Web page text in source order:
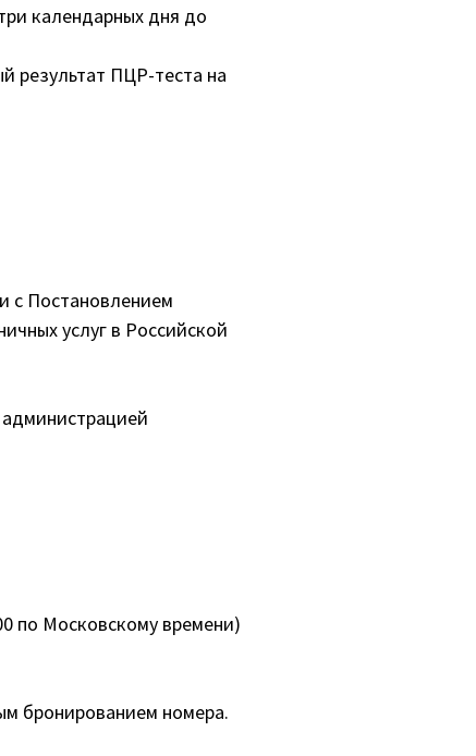
календарных дня до
результат ПЦР-теста на
с Постановлением
услуг в Российской
по Московскому времени)
бронированием номера.